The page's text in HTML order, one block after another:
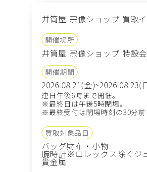
井筒屋 宗像ショップ 買取
開催場所
井筒屋 宗像ショップ 特設
開催期間
2026.08.21(金)~2026.08.23(
連日午後6時まで開催。
※最終日は午後5時閉場。
※最終受付は閉場時刻の30分前
買取対象品目
バッグ財布・小物
腕時計※ロレックス除く ジ
貴金属